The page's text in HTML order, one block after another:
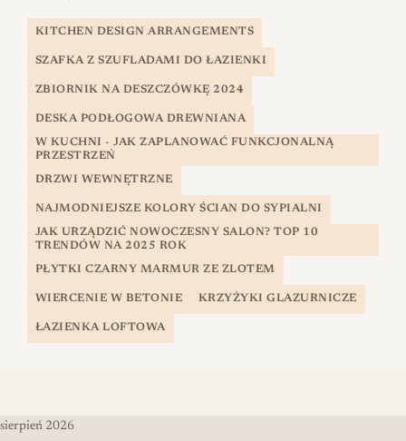
KITCHEN DESIGN ARRANGEMENTS
SZAFKA Z SZUFLADAMI DO ŁAZIENKI
ZBIORNIK NA DESZCZÓWKĘ 2024
DESKA PODŁOGOWA DREWNIANA
W KUCHNI - JAK ZAPLANOWAĆ FUNKCJONALNĄ
PRZESTRZEŃ
DRZWI WEWNĘTRZNE
NAJMODNIEJSZE KOLORY ŚCIAN DO SYPIALNI
JAK URZĄDZIĆ NOWOCZESNY SALON? TOP 10
TRENDÓW NA 2025 ROK
PŁYTKI CZARNY MARMUR ZE ZLOTEM
WIERCENIE W BETONIE KRZYŻYKI GLAZURNICZE
ŁAZIENKA LOFTOWA
sierpień 2026